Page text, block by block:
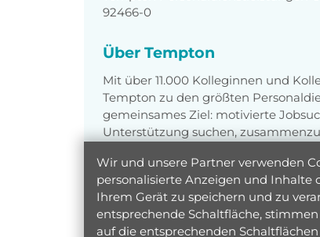
92466-0
Über Tempton
Mit über 11.000 Kolleginnen und
Tempton zu den größten
gemeinsames Ziel: motivierte
Unterstützung suchen,
Wir und unsere Partner verwenden
personalisierte Anzeigen und Inhalte
Ihrem Gerät zu speichern und zu
entsprechende Schaltfläche,
auf die entsprechenden